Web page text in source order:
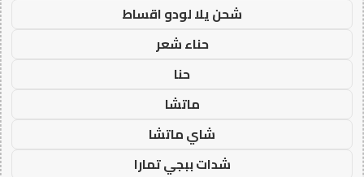
شحن يلا لودو اقساط
حناء شعر
حنا
ماتشا
شاي ماتشا
شدات ببجي تمارا